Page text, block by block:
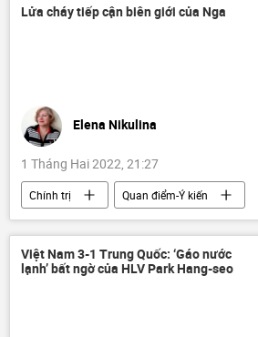
Lửa cháy tiếp cận biên giới của Nga
Elena Nikulina
1 Tháng Hai 2022, 21:27
Chính trị
Quan điểm-Ý kiến
Hoa Kỳ
Nga
Trung Quốc
Ukraina
Tác giả
Kazakhstan
Donbass
Việt Nam 3-1 Trung Quốc: ‘Gáo nước
lạnh’ bất ngờ của HLV Park Hang-seo